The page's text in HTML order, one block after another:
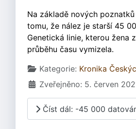
Na základě nových
tomu, že nález je starší 45
Genetická linie, kterou žena
průběhu času vymizela.
Základní údaje
Kategorie: Kronika
Zveřejněno: 5. červen
Číst dál: -45 000